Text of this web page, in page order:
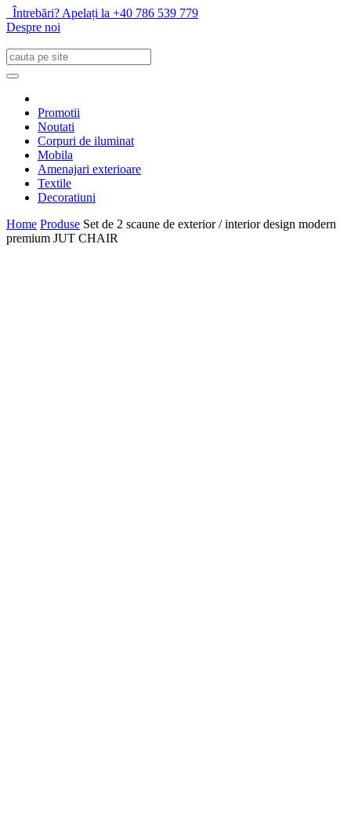
Întrebări? Apelați la +40 786 539 779
Despre noi
Promotii
Noutati
Corpuri de iluminat
Mobila
Amenajari exterioare
Textile
Decoratiuni
Home Produse Set de 2 scaune de exterior / interior design modern
premium JUT CHAIR